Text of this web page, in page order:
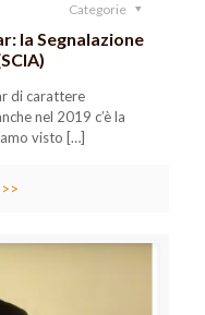
Categorie
la Segnalazione
di carattere
nel 2019 c’è la
visto […]